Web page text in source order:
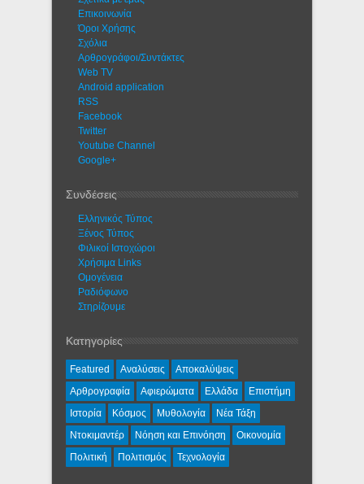
Eπικοινωνία
Όροι Χρήσης
Σχόλια
Αρθρογράφοι/Συντάκτες
Web TV
Android application
RSS
Facebook
Twitter
Youtube Channel
Google+
Συνδέσεις
Ελληνικός Τύπος
Ξένος Τύπος
Φιλικοί Ιστοχώροι
Χρήσιμα Links
Ομογένεια
Ραδιόφωνο
Στηρίζουμε
Κατηγορίες
Featured Αναλύσεις
Αποκαλύψεις
Αρθρογραφία
Αφιερώματα Ελλάδα
Επιστήμη
Ιστορία
Κόσμος Μυθολογία
Νέα Τάξη
Ντοκιμαντέρ
Νόηση και Επινόηση
Οικονομία
Πολιτική
Πολιτισμός Τεχνολογία